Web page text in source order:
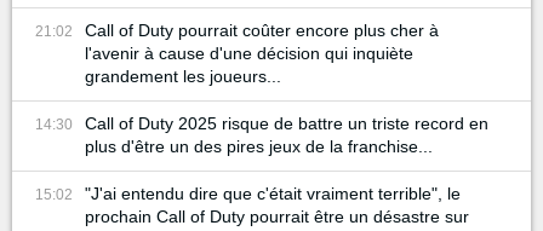
21:02
Call of Duty pourrait coûter encore plus cher à
l'avenir à cause d'une décision qui inquiète
grandement les joueurs...
14:30
Call of Duty 2025 risque de battre un triste record en
plus d'être un des pires jeux de la franchise...
15:02
"J'ai entendu dire que c'était vraiment terrible", le
prochain Call of Duty pourrait être un désastre sur